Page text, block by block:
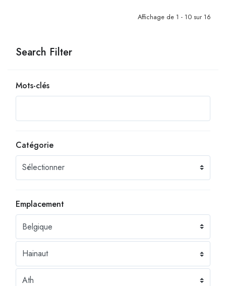
Search Filter
Mots-clés
Catégorie
Emplacement
Affichage de 1 - 10 sur 16